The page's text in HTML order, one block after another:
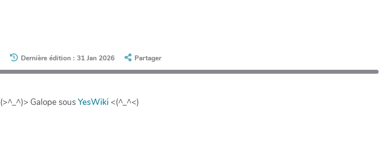
Dernière édition : 31 Jan 2026 Partager
(>^_^)> Galope sousYesWiki <(^_^<)